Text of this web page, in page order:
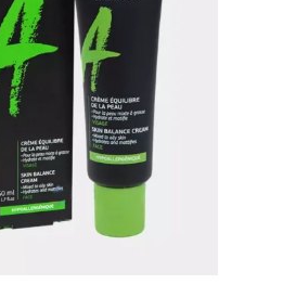
Крем-баланс с
эффектом